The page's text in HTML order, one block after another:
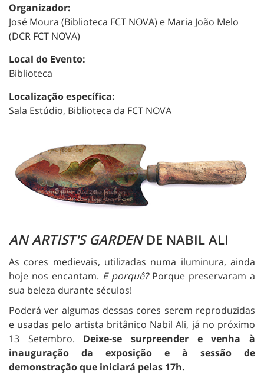
Organizador:
José Moura (Biblioteca FCT NOVA) e Maria João Melo
(DCR FCT NOVA)
Local do Evento:
Biblioteca
Localização específica:
Sala Estúdio, Biblioteca da FCT NOVA
AN ARTIST'S GARDENDE NABIL ALI
As cores medievais, utilizadas numa iluminura, ainda
hoje nos encantam. E porquê?Porque preservaram a
sua beleza durante séculos!
Poderá ver algumas dessas cores serem reproduzidas
e usadas pelo artista britânico Nabil Ali, já no próximo
13 Setembro. Deixe-se surpreender e venha à
inauguração da exposição e à sessão de
demonstração que iniciará pelas 17h.